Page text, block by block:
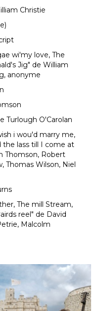
Christie
wi'my love, The
Jig" de William
anonyme
Turlough O'Carolan
i wou'd marry me,
the lass till I come at
Thomson, Robert
Thomas Wilson, Niel
The mill Stream,
reel" de David
Malcolm